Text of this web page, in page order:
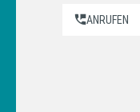
ANRUFEN